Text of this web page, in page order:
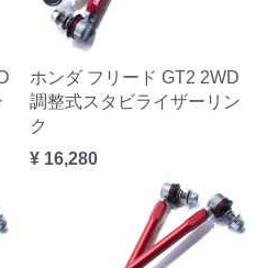
ホンダ フリード GT2 2WD
調整式スタビライザーリン
ク
¥ 16,280